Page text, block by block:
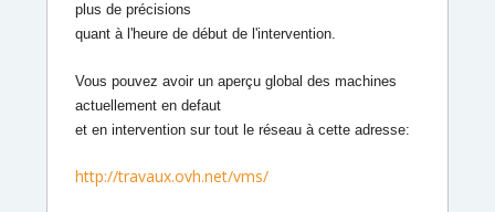
plus de précisions
quant à l'heure de début de l'intervention.
Vous pouvez avoir un aperçu global des machines
actuellement en defaut
et en intervention sur tout le réseau à cette adresse:
http://travaux.ovh.net/vms/